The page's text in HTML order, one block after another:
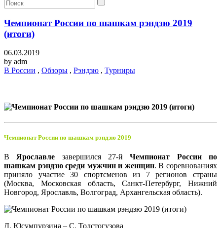
Чемпионат России по шашкам рэндзю 2019
(итоги)
06.03.2019
by adm
В России , Обзоры , Рэндзю , Турниры
Чемпионат России по шашкам рэндзю 2019
В Ярославле завершился 27-йЧемпионат России по
шашкам рэндзю среди мужчин и женщин. В соревнованиях
приняло участие 30 спортсменов из 7 регионов страны
(Москва, Московская область, Санкт-Петербург, Нижний
Новгород, Ярославль, Волгоград, Архангельская область).
Д. Юсумпурзина – С. Толстогузова